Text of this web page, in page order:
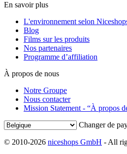
En savoir plus
L'environnement selon
Blog
Films sur les produits
Nos partenaires
Programme d’affiliation
À propos de nous
Notre Groupe
Nous contacter
Mission Statement - “À propos
Changer de
© 2010-2026 niceshops GmbH - All